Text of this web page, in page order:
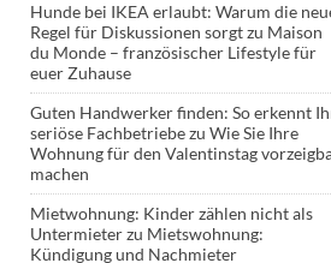
Hunde bei IKEA erlaubt: Warum die
Regel für Diskussionen sorgtzu Maison
du Monde – französischer Lifestyle für
euer Zuhause
Guten Handwerker finden: So erkennt
seriöse Fachbetriebezu Wie Sie Ihre
Wohnung für den Valentinstag
machen
Mietwohnung: Kinder zählen nicht als
Untermieterzu Mietswohnung:
Kündigung und Nachmieter